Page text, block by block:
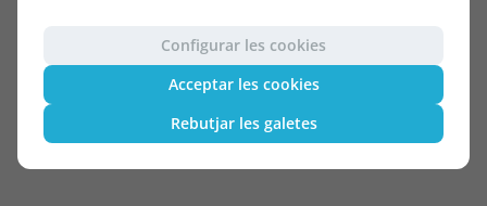
Configurar les cookies
Acceptar les cookies
Rebutjar les galetes